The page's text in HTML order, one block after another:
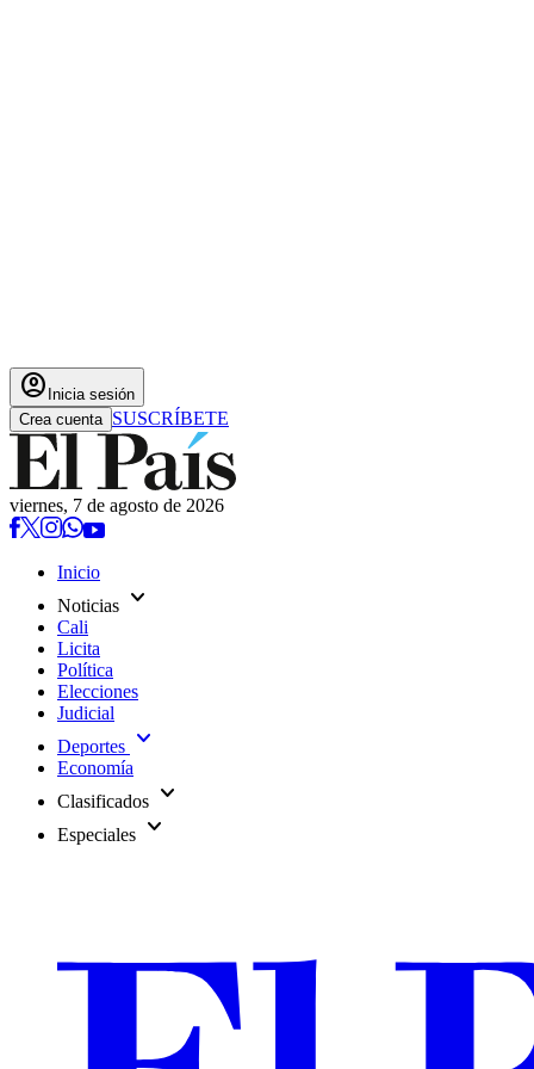
account_circle Inicia sesión
Crea cuenta SUSCRÍBETE
viernes, 7 de agosto de 2026
Inicio
Noticias expand_more
Cali
Licita
Política
Elecciones
Judicial
Deportes expand_more
Economía
Clasificados expand_more
Especiales expand_more